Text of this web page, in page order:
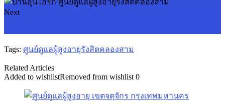
Next
Tags: ศูนย์ดูแลผู้สูงอายุรังสิตคลองสาม
Related Articles
Added to wishlistRemoved from wishlist 0